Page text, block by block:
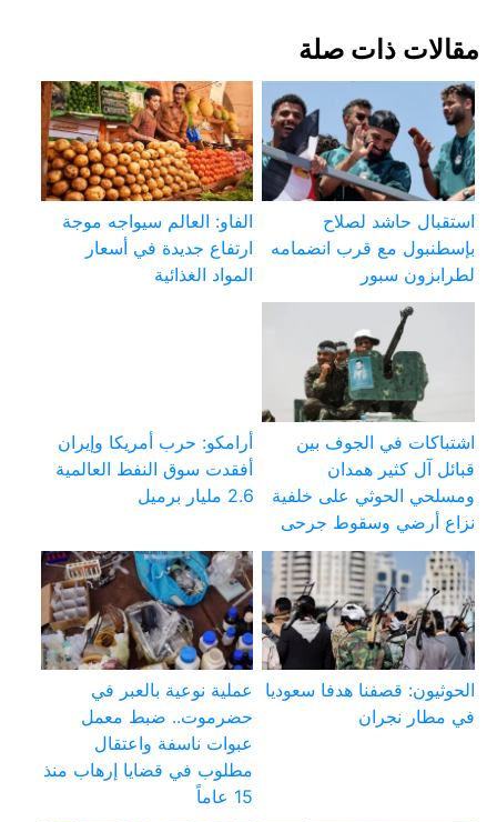
مقالات ذات صلة
استقبال حاشد لصلاح
بإسطنبول مع قرب انضمامه
لطرابزون سبور
الفاو: العالم سيواجه موجة
ارتفاع جديدة في أسعار
المواد الغذائية
اشتباكات في الجوف بين
قبائل آل كثير همدان
ومسلحي الحوثي على خلفية
نزاع أرضي وسقوط جرحى
أرامكو: حرب أمريكا وإيران
أفقدت سوق النفط العالمية
2.6 مليار برميل
الحوثيون: قصفنا هدفا سعوديا
في مطار نجران
عملية نوعية بالعبر في
حضرموت.. ضبط معمل
عبوات ناسفة واعتقال
مطلوب في قضايا إرهاب منذ
15 عاماً